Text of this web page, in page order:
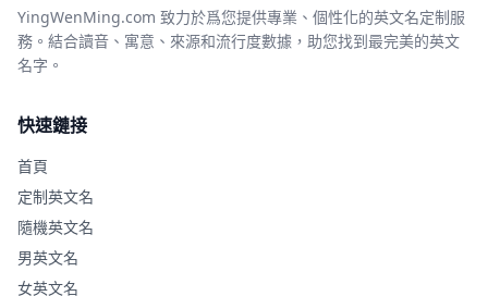
YingWenMing.com 致力於爲您提供專業、個性化的英文名定制服
務。結合讀音、寓意、來源和流行度數據，助您找到最完美的英文
名字。
快速鏈接
首頁
定制英文名
隨機英文名
男英文名
女英文名